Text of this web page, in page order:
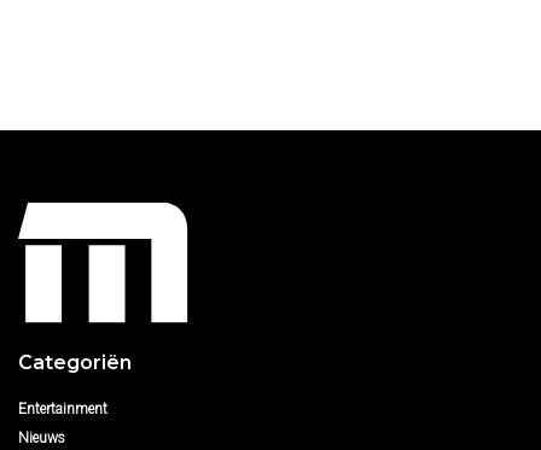
Categoriën
Entertainment
Nieuws